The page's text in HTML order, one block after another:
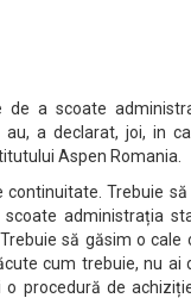
de a scoate
a declarat, joi, in
Aspen Romania.
Trebuie
administrația
să găsim o cale
cum trebuie, nu
procedură de